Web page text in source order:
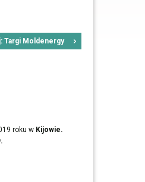
Targi Moldenergy
roku w Kijowie.